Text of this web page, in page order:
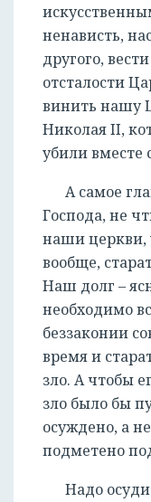
ненависть,
другого,
отсталости
винить нашу
Николая II,
убили вместе
А самое
Господа, не
наши церкви,
вообще,
Наш долг –
необходимо
беззаконии
время и
зло. А чтобы
зло было бы
осуждено, а
подметено
Надо